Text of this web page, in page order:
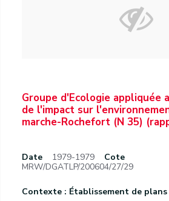
Groupe d'Ecologie appliquée
de l'impact sur
marche-Rochefort (N 35)
Date 1979-1979
Cote
MRW/DGATLP/200604/27/29
Contexte : Établissement de